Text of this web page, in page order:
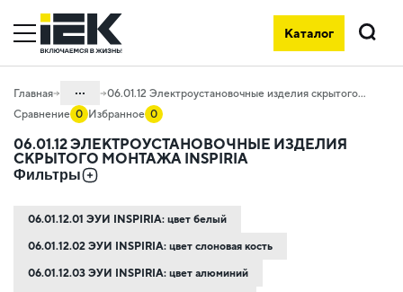
Каталог
Поиск
Главная ...
Каталог
06. Изделия электроустановочные,
удлинители и силовые разъемы
06.01.12 Электроустановочные изделия скрытого монтажа INSPIRIA
Сравнение 0 Избранное 0
06.01.12 ЭЛЕКТРОУСТАНОВОЧНЫЕ ИЗДЕЛИЯ
СКРЫТОГО МОНТАЖА INSPIRIA
Фильтры
06.01.12.01 ЭУИ INSPIRIA: цвет белый
06.01.12.02 ЭУИ INSPIRIA: цвет слоновая кость
06.01.12.03 ЭУИ INSPIRIA: цвет алюминий